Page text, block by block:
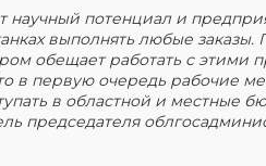
потенциал и
выполнять любые заказы.
обещает работать с этими
в первую очередь рабочие
в областной и местные
председателя